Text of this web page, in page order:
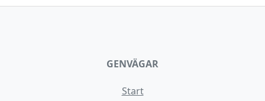
GENVÄGAR
Start